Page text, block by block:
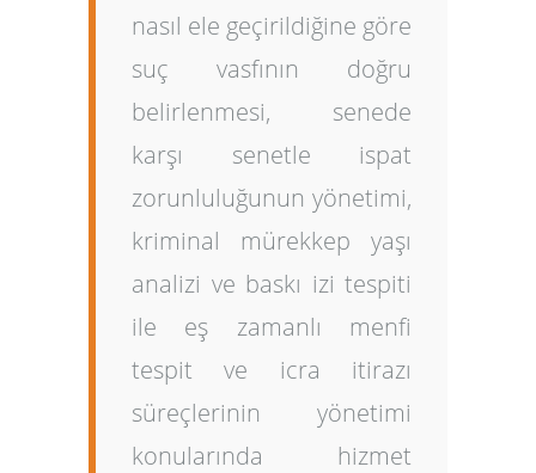
nasıl ele geçirildiğine göre
suç vasfının doğru
belirlenmesi, senede
karşı senetle ispat
zorunluluğunun yönetimi,
kriminal mürekkep yaşı
analizi ve baskı izi tespiti
ile eş zamanlı menfi
tespit ve icra itirazı
süreçlerinin yönetimi
konularında hizmet